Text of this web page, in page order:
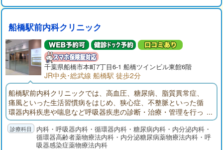
船橋駅前内科クリニック
千葉県船橋市本町7丁目6-1 船橋ツインビル東館6階
JR中央･総武線 船橋駅 徒歩2分
船橋駅前内科クリニックでは、高血圧、糖尿病、脂質異常症、
痛風といった生活習慣病をはじめ、狭心症、不整脈といった循
環器内科疾患や喘息など呼吸器疾患の診断・治療・管理を行っ
ております。常に患者様お一人おひとりの生活の質（QOL）向
上を念頭においた医療を提供していくことを目指しておりま
内科・呼吸器内科・循環器内科・糖尿病内科・内分泌内科・
循環器高齢者薬物療法内科・内分泌糖尿病薬物療法内科・呼
吸器感染症薬物療法内科